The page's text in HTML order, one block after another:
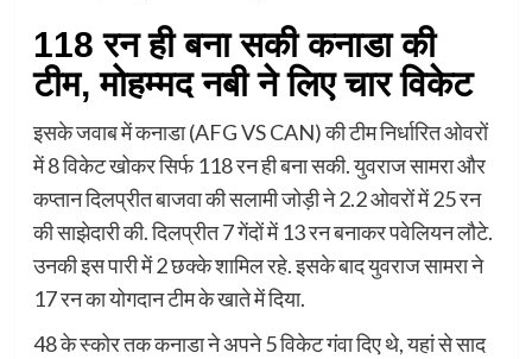
118 रन ही बना सकी कनाडा की
टीम, मोहम्मद नबी ने लिए चार विकेट
इसके जवाब में कनाडा (AFG VS CAN) की टीम निर्धारित ओवरों
में 8 विकेट खोकर सिर्फ 118 रन ही बना सकी. युवराज सामरा और
कप्तान दिलप्रीत बाजवा की सलामी जोड़ी ने 2.2 ओवरों में 25 रन
की साझेदारी की. दिलप्रीत 7 गेंदों में 13 रन बनाकर पवेलियन लौटे.
उनकी इस पारी में 2 छक्के शामिल रहे. इसके बाद युवराज सामरा ने
17 रन का योगदान टीम के खाते में दिया.
48 के स्कोर तक कनाडा ने अपने 5 विकेट गंवा दिए थे, यहां से साद